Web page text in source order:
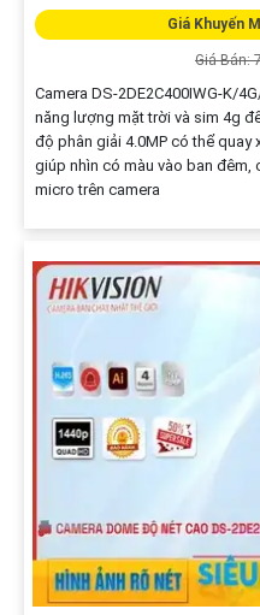
Giá Khuyến
Giá Bán:
Camera DS-2DE2C400IWG-K/
năng lượng mặt trời và sim 4g
độ phân giải 4.0MP có thể quay
giúp nhìn có màu vào ban đêm,
micro trên camera